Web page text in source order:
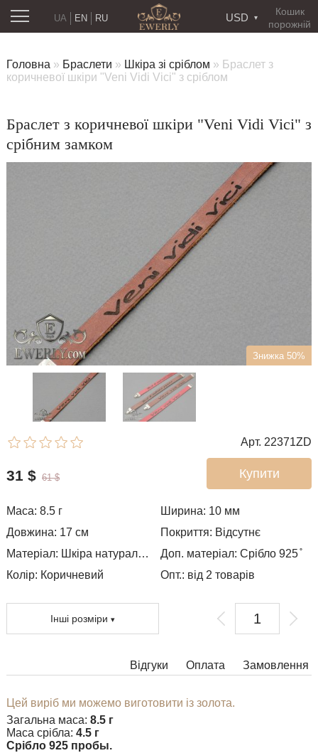
Кошик
порожній
USD
RU
UA EN
Головна » Браслети » Шкіра зі сріблом » Браслет з
коричневої шкіри "Veni Vidi Vici" з сріблом
Браслет з коричневої шкіри "Veni Vidi Vici" з
срібним замком
Знижка 50%
Арт. 22371ZD
Купити
31 $ 61 $
Маса: 8.5 г Ширина: 10 мм
Довжина: 17 см
Покриття: Відсутнє
Матеріал: Шкіра натуральна
Доп. матеріал: Срібло 925 ̊
Колір: Коричневий
Опт.: від 2 товарів
Інші розміри
Ви можете вибрати довжину.
оформлення замовлення.
Вироби з деякими комбінаціями ширини, довжини і маси не
можна виготовити у принципі, в таких випадках наші
менеджери зв'яжуться з Вами.
Відгуки Замовлення
Оплата
Цей виріб ми можемо виготовити із золота.
Загальна маса: 8.5 г
Маса срібла: 4.5 г
​Срібло 925 пробы.